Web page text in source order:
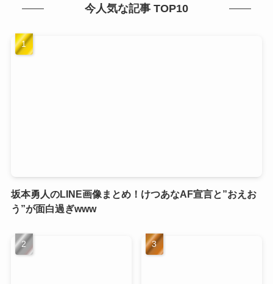
今人気な記事 TOP10
坂本勇人のLINE画像まとめ！けつあなAF宣言と”おえお
う”が面白過ぎwww